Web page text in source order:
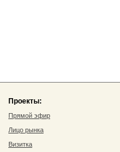
Проекты:
Прямой эфир
Лицо рынка
Визитка